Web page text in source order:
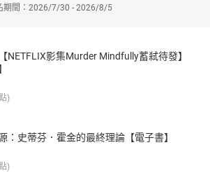
期間：2026/7/30 - 2026/8/5
NETFLIX影集Murder Mindfully蓄弒待發】
)
：史蒂芬．霍金的最終理論【電子書】
)